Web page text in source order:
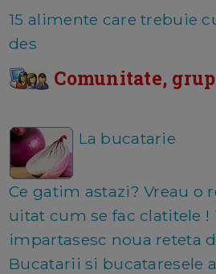
15 alimente care trebuie
des
Comunitate,
La bucatarie
Ce gatim astazi? Vreau o
uitat cum se fac clatitele !
impartasesc noua reteta
Bucatarii si bucataresele